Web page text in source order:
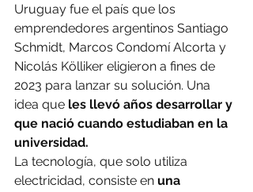
Uruguay fue el país que los
emprendedores argentinos Santiago
Schmidt, Marcos Condomí Alcorta y
Nicolás Kölliker eligieron a fines de
2023 para lanzar su solución. Una
idea que les llevó años desarrollar y
que nació cuando estudiaban en la
universidad.
La tecnología, que solo utiliza
electricidad, consiste en una